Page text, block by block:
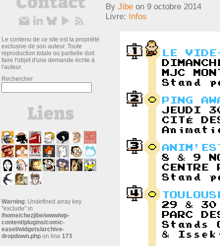
Le contenu de ce site est la propriété
exclusive de son auteur. Toute
reproduction totale ou partielle doit
faire l'objet d'une demande écrite à
l'auteur.
Rechercher
Warning: Undefined array key
"exclude" in
/home/chezjibe/www/wp-
content/plugins/comic-
easel/widgets/archive-
dropdown.php on line 173
By Jibe on 9 octobre 2014
Livre: Infos